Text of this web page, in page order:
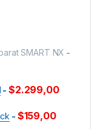
SMART NX -
- $2.299,00
- $159,00